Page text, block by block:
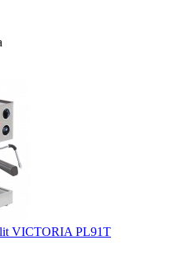
VICTORIA PL91T